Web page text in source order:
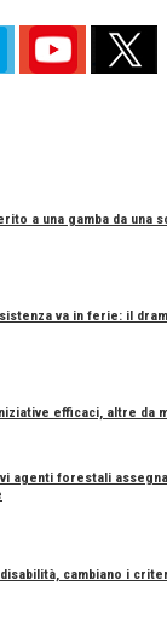
a una gamba da una
va in ferie: il
efficaci, altre da
agenti forestali
cambiano i